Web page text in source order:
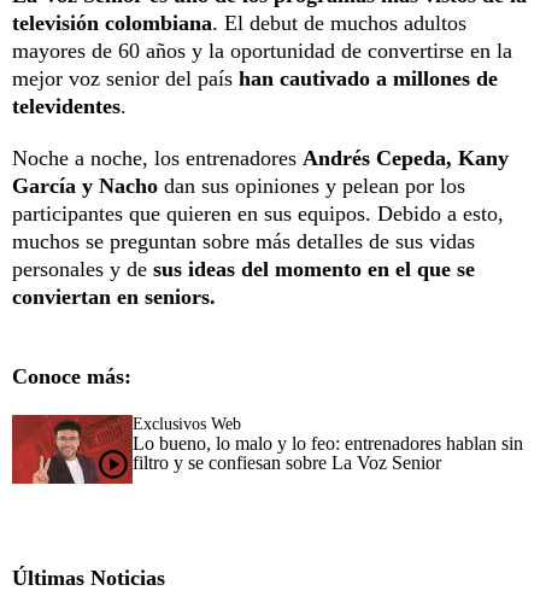
televisión colombiana. El debut de muchos adultos
mayores de 60 años y la oportunidad de convertirse en la
mejor voz senior del país han cautivado a millones de
televidentes.
Noche a noche, los entrenadores Andrés Cepeda, Kany
García y Nacho dan sus opiniones y pelean por los
participantes que quieren en sus equipos. Debido a esto,
muchos se preguntan sobre más detalles de sus vidas
personales y de sus ideas del momento en el que se
conviertan en seniors.
Conoce más:
Exclusivos Web
Lo bueno, lo malo y lo feo: entrenadores hablan sin
filtro y se confiesan sobre La Voz Senior
Últimas Noticias